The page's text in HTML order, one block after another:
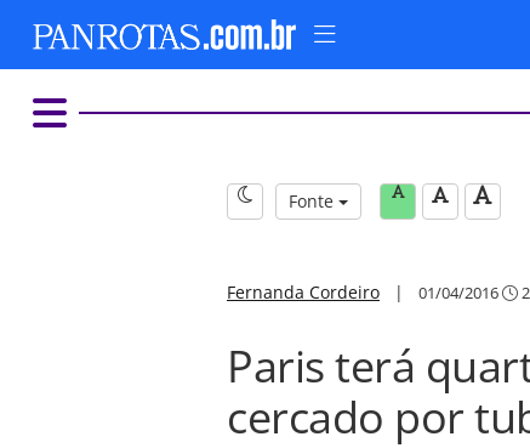
Fonte
Fernanda Cordeiro | 01/04/2016
Paris terá
cercado por